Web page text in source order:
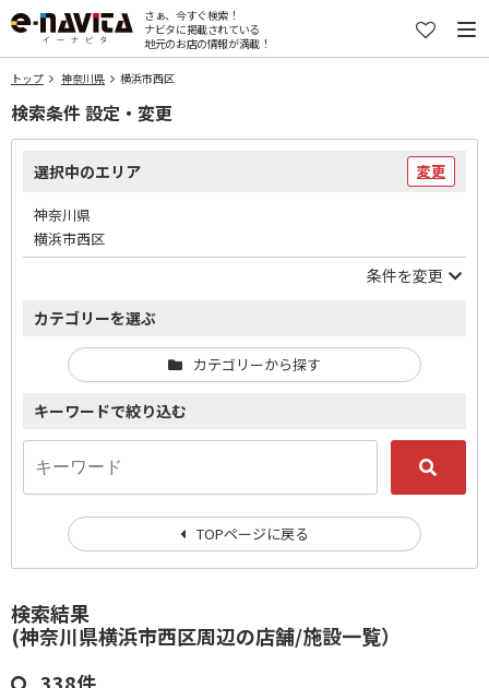
さぁ、今すぐ検索！
ナビタに掲載されている
地元のお店の情報が満載！
トップ 神奈川県 横浜市西区
検索結果
(神奈川県横浜市西区周辺の店舗/施設一覧）
検索条件 設定・変更
選択中のエリア 変更
神奈川県
横浜市西区
条件を変更
カテゴリーを選ぶ
カテゴリーから探す
キーワードで絞り込む
TOPページに戻る